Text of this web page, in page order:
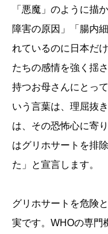
「悪魔」のように描
障害の原因」「腸内
れているのに日本だ
たちの感情を強く揺
持つお母さんにとっ
いう言葉は、理屈抜
は、その恐怖心に寄
はグリホサートを排
た」と宣言します。
グリホサートを危険
実です。WHOの専門